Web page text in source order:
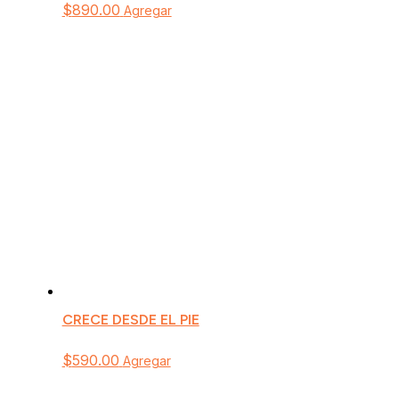
$890.00 Agregar
CRECE DESDE EL PIE
$590.00 Agregar